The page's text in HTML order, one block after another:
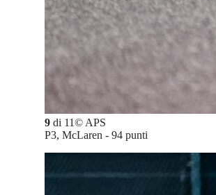
9 di 11© APS
P3, McLaren - 94 punti